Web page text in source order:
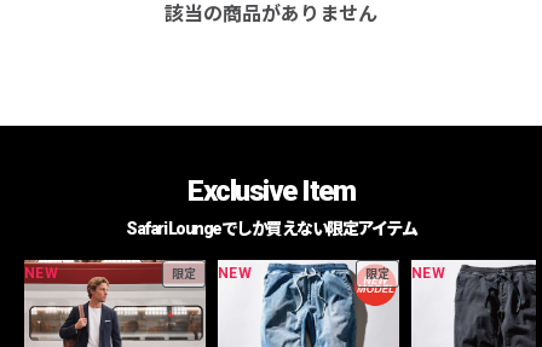
該当の商品がありません
Exclusive Item
Safari Loungeでしか買えない限定アイテム
NEW 限定 NEW 限定 NEW